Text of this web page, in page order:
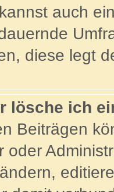
auch
diese legt
lösche ich
Beiträgen
oder